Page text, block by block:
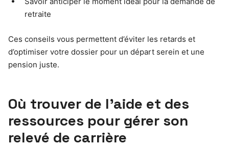
retraite
Ces conseils vous permettent d’éviter les retards et
d’optimiser votre dossier pour un départ serein et une
pension juste.
Où trouver de l’aide et des
ressources pour gérer son
relevé de carrière